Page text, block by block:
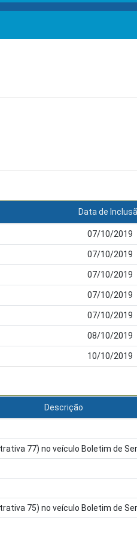
Data de
07/10/2019
07/10/2019
07/10/2019
07/10/2019
07/10/2019
08/10/2019
10/10/2019
Descrição
77) no veículo Boletim de
75) no veículo Boletim de